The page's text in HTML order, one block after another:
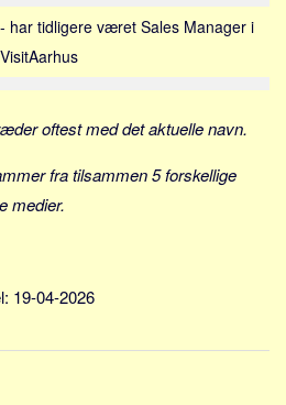
- har tidligere været Sales Manager i
VisitAarhus
oftest med det aktuelle navn.
fra tilsammen 5 forskellige
medier.
19-04-2026